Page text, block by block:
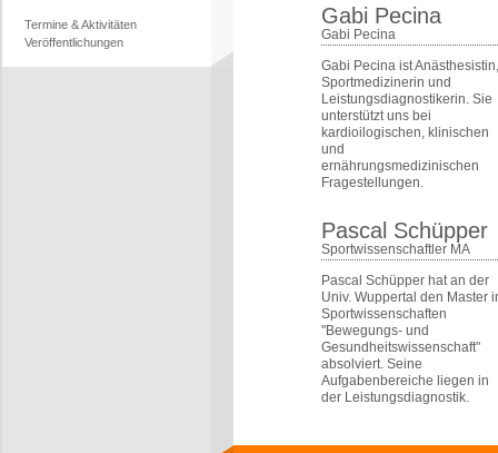
Termine & Aktivitäten
Veröffentlichungen
Gabi Pecina
Gabi Pecina
Gabi Pecina ist Anästhesistin,
Sportmedizinerin und
Leistungsdiagnostikerin. Sie
unterstützt uns bei
kardioilogischen, klinischen
und
ernährungsmedizinischen
Fragestellungen.
Pascal Schüpper
Sportwissenschaftler MA
Pascal Schüpper hat an der
Univ. Wuppertal den Master
Sportwissenschaften
"Bewegungs- und
Gesundheitswissenschaft"
absolviert. Seine
Aufgabenbereiche liegen in
der Leistungsdiagnostik.